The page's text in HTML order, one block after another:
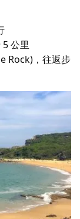
公里
Rock)，往返步